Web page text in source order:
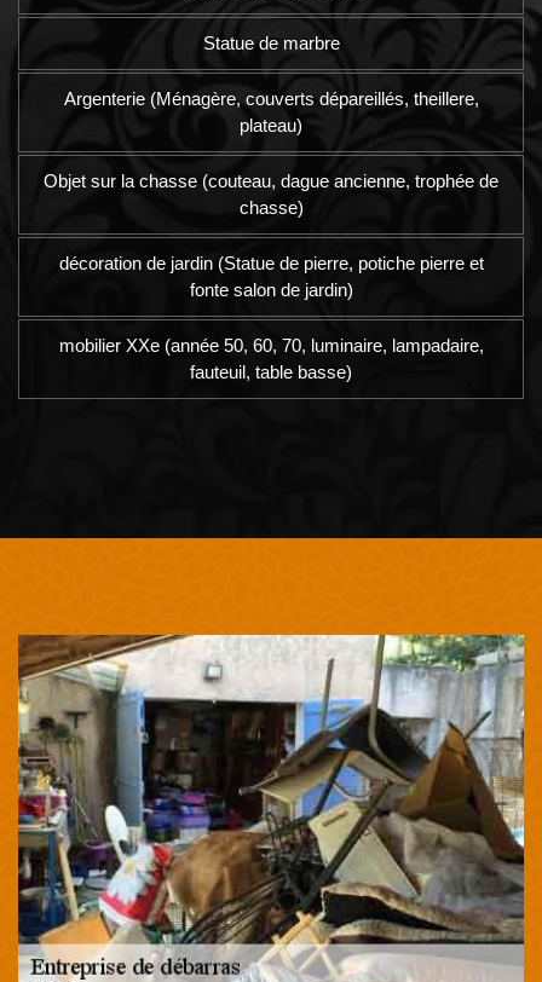
Statue de marbre
Argenterie (Ménagère, couverts dépareillés, theillere,
plateau)
Objet sur la chasse (couteau, dague ancienne, trophée de
chasse)
décoration de jardin (Statue de pierre, potiche pierre et
fonte salon de jardin)
mobilier XXe (année 50, 60, 70, luminaire, lampadaire,
fauteuil, table basse)